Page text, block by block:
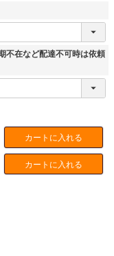
不在など配達不可時は依頼
カートに入れる
カートに入れる